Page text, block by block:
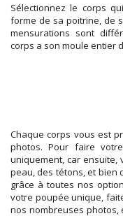
Sélectionnez le corps
forme de sa poitrine, de
mensurations sont
corps a son moule entier
Chaque corps vous est
photos. Pour faire
uniquement, car
peau, des tétons, et bien
grâce à toutes nos
votre poupée unique,
nos nombreuses photos,